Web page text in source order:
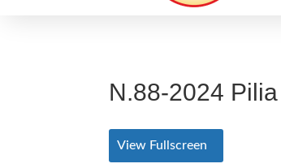
N.88-2024
View Fullscreen